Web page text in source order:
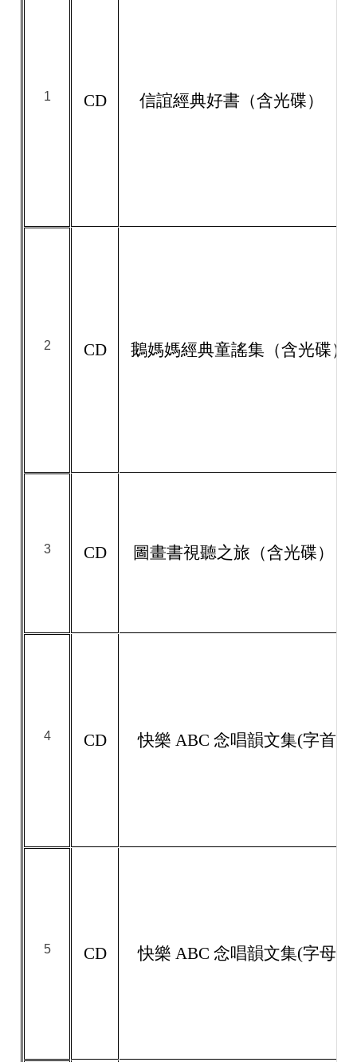
1 CD 信誼經典好書（含光碟）
2 CD 鵝媽媽經典童謠集（含光碟）
3 CD 圖畫書視聽之旅（含光碟）
4 CD 快樂 ABC 念唱韻文集(字首)
5 CD 快樂 ABC 念唱韻文集(字母)